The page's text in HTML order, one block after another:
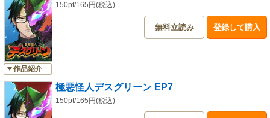
作品紹介
150pt/165円(税込)
無料立読み 登録して購入
極悪怪人デスグリーン EP7
150pt/165円(税込)